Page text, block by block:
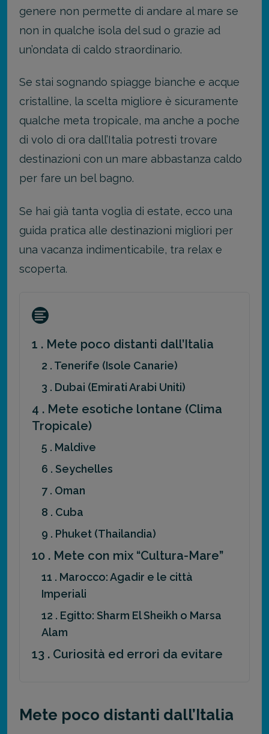
genere non permette di andare al mare se
non in qualche isola del sud o grazie ad
un’ondata di caldo straordinario.
Se stai sognando spiagge bianche e acque
cristalline, la scelta migliore è sicuramente
qualche meta tropicale, ma anche a poche
di volo di ora dall’Italia potresti trovare
destinazioni con un mare abbastanza caldo
per fare un bel bagno.
Se hai già tanta voglia di estate, ecco una
guida pratica alle destinazioni migliori per
una vacanza indimenticabile, tra relax e
scoperta.
1 . Mete poco distanti dall’Italia
2 . Tenerife (Isole Canarie)
3 . Dubai (Emirati Arabi Uniti)
4 . Mete esotiche lontane (Clima
Tropicale)
5 . Maldive
6 . Seychelles
7 . Oman
8 . Cuba
9 . Phuket (Thailandia)
10 . Mete con mix “Cultura-Mare”
11 . Marocco: Agadir e le città
Imperiali
12 . Egitto: Sharm El Sheikh o Marsa
Alam
13 . Curiosità ed errori da evitare
Mete poco distanti dall’Italia